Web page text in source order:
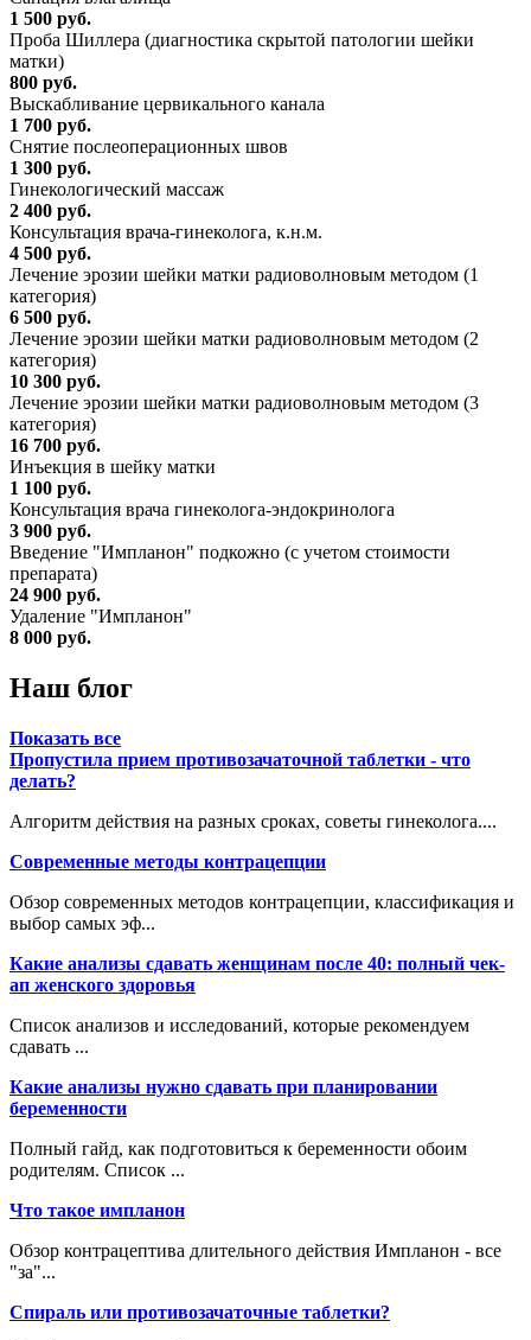
1 500 руб.
Проба Шиллера (диагностика скрытой патологии шейки
матки)
800 руб.
Выскабливание цервикального канала
1 700 руб.
Снятие послеоперационных швов
1 300 руб.
Гинекологический массаж
2 400 руб.
Консультация врача-гинеколога, к.н.м.
4 500 руб.
Лечение эрозии шейки матки радиоволновым методом (1
категория)
6 500 руб.
Лечение эрозии шейки матки радиоволновым методом (2
категория)
10 300 руб.
Лечение эрозии шейки матки радиоволновым методом (3
категория)
16 700 руб.
Инъекция в шейку матки
1 100 руб.
Консультация врача гинеколога-эндокринолога
3 900 руб.
Введение "Импланон" подкожно (с учетом стоимости
препарата)
24 900 руб.
Удаление "Импланон"
8 000 руб.
Наш блог
Показать все
Пропустила прием противозачаточной таблетки - что
делать?
Алгоритм действия на разных сроках, советы гинеколога....
Современные методы контрацепции
Обзор современных методов контрацепции, классификация и
выбор самых эф...
Какие анализы сдавать женщинам после 40: полный чек-
ап женского здоровья
Список анализов и исследований, которые рекомендуем
сдавать ...
Какие анализы нужно сдавать при планировании
беременности
Полный гайд, как подготовиться к беременности обоим
родителям. Список ...
Что такое импланон
Обзор контрацептива длительного действия Импланон - все
"за"...
Спираль или противозачаточные таблетки?